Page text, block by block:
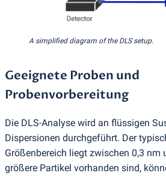
A simplified diagram of the DLS setup.
Geeignete Proben und
Probenvorbereitung
Die DLS-Analyse wird an flüssigen
Dispersionen durchgeführt. Der
Größenbereich liegt zwischen 0,3 nm
größere Partikel vorhanden sind,